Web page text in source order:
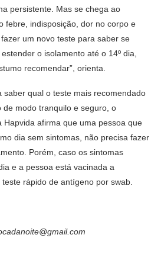
persistente. Mas se chega ao
febre, indisposição, dor no corpo e
um novo teste para saber se
o isolamento até o 14º dia,
recomendar”, orienta.
saber qual o teste mais recomendado
de modo tranquilo e seguro, o
Hapvida afirma que uma pessoa que
dia sem sintomas, não precisa fazer
Porém, caso os sintomas
e a pessoa está vacinada a
rápido de antígeno por swab.